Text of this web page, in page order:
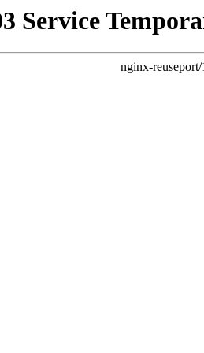
Service
nginx-reuseport/